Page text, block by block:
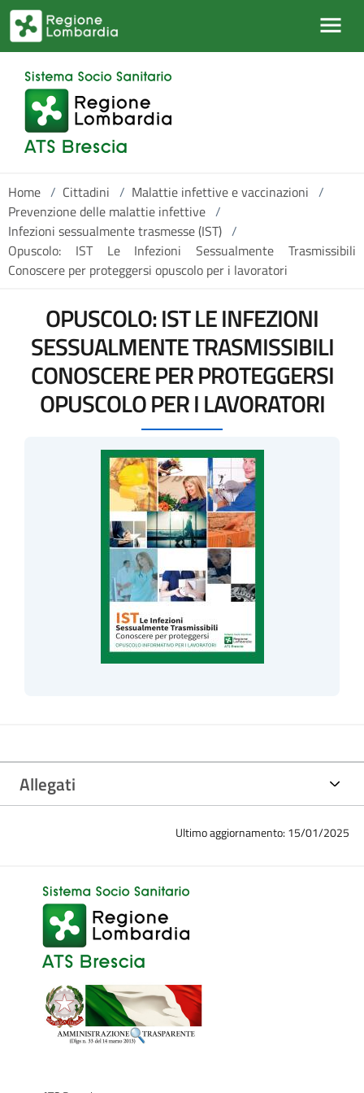
Salta al contenuto principale
Home / Cittadini / Malattie infettive e vaccinazioni /
Prevenzione delle malattie infettive /
Infezioni sessualmente trasmesse (IST) /
Opuscolo: IST Le Infezioni Sessualmente Trasmissibili
Conoscere per proteggersi opuscolo per i lavoratori
OPUSCOLO: IST LE INFEZIONI
SESSUALMENTE TRASMISSIBILI
CONOSCERE PER PROTEGGERSI
OPUSCOLO PER I LAVORATORI
Allegati
Ultimo aggiornamento: 15/01/2025